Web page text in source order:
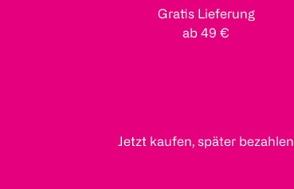
Gratis Lieferung
ab 49 €
Jetzt kaufen, später bezahlen